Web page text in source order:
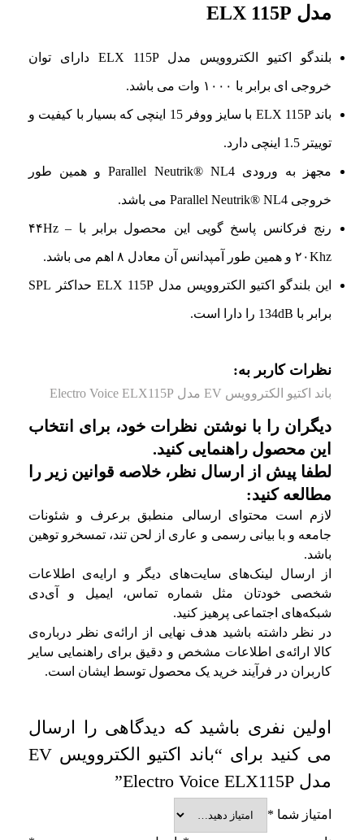
مدل ELX 115P
بلندگو اکتیو الکتروویس مدل ELX 115P دارای توان
خروجی ای برابر با ۱۰۰۰ وات می باشد.
باند ELX 115P با سایز ووفر 15 اینچی که بسیار با کیفیت و
توییتر 1.5 اینچی دارد.
مجهز به ورودی Parallel Neutrik® NL4 و همین طور
خروجی Parallel Neutrik® NL4 می باشد.
رنج فرکانس پاسخ گویی این محصول برابر با ۴۴Hz –
۲۰Khz و همین طور آمپدانس آن معادل ۸ اهم می باشد.
این بلندگو اکتیو الکتروویس مدل ELX 115P حداکثر SPL
برابر با 134dB را دارا است.
نظرات کاربر به:
باند اکتیو الکتروویس EV مدل Electro Voice ELX115P
دیگران را با نوشتن نظرات خود، برای انتخاب
این محصول راهنمایی کنید.
لطفا پیش از ارسال نظر، خلاصه قوانین زیر را
مطالعه کنید:
لازم است محتوای ارسالی منطبق برعرف و شئونات
جامعه و با بیانی رسمی و عاری از لحن تند، تمسخرو توهین
باشد.
از ارسال لینک‌های سایت‌های دیگر و ارایه‌ی اطلاعات
شخصی خودتان مثل شماره تماس، ایمیل و آی‌دی
شبکه‌های اجتماعی پرهیز کنید.
در نظر داشته باشید هدف نهایی از ارائه‌ی نظر درباره‌ی
کالا ارائه‌ی اطلاعات مشخص و دقیق برای راهنمایی سایر
کاربران در فرآیند خرید یک محصول توسط ایشان است.
اولین نفری باشید که دیدگاهی را ارسال
می کنید برای “باند اکتیو الکتروویس EV
مدل Electro Voice ELX115P”
امتیاز شما*